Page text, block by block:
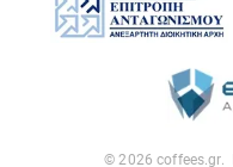
© 2026 coffees.gr.